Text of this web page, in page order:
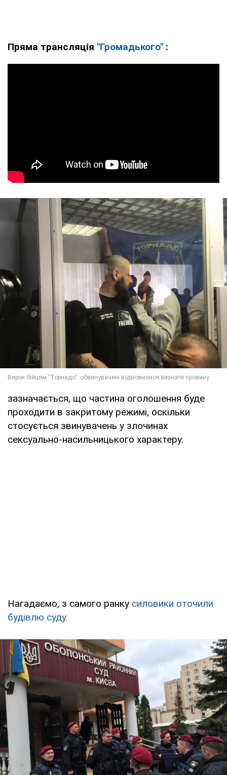
Пряма трансляція "Громадького" :
зазначається, що частина оголошення буде
проходити в закритому режимі, оскільки
стосується звинувачень у злочинах
сексуально-насильницького характеру.
Нагадаємо, з самого ранку силовики оточили
будівлю суду.